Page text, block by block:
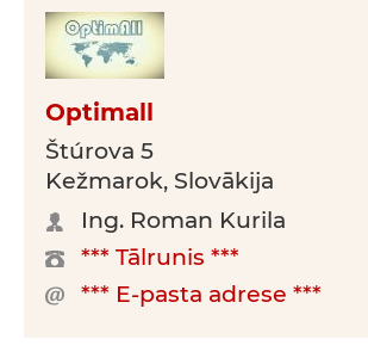
Optimall
Štúrova 5
Kežmarok, Slovākija
Ing. Roman Kurila
*** Tālrunis ***
*** E-pasta adrese ***